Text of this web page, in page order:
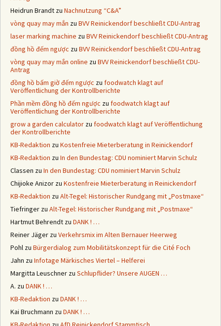
Heidrun Brandt zu Nachnutzung “C&A”
vòng quay may mắn zu BVV Reinickendorf beschließt CDU-Antrag
laser marking machine zu BVV Reinickendorf beschließt CDU-Antrag
đồng hồ đếm ngược zu BVV Reinickendorf beschließt CDU-Antrag
vòng quay may mắn online zu BVV Reinickendorf beschließt CDU-
Antrag
đồng hồ bấm giờ đếm ngược zu foodwatch klagt auf
Veröffentlichung der Kontrollberichte
Phần mềm đồng hồ đếm ngược zu foodwatch klagt auf
Veröffentlichung der Kontrollberichte
grow a garden calculator zu foodwatch klagt auf Veröffentlichung
der Kontrollberichte
KB-Redaktion zu Kostenfreie Mieterberatung in Reinickendorf
KB-Redaktion zu In den Bundestag: CDU nominiert Marvin Schulz
Classen zu In den Bundestag: CDU nominiert Marvin Schulz
Chijioke Anizor zu Kostenfreie Mieterberatung in Reinickendorf
KB-Redaktion zu Alt-Tegel: Historischer Rundgang mit „Postmaxe“
Tiefringer zu Alt-Tegel: Historischer Rundgang mit „Postmaxe“
Hartmut Behrendt zu DANK ! …
Reiner Jäger zu Verkehrsmix im Alten Bernauer Heerweg
Pohl zu Bürgerdialog zum Mobilitätskonzept für die Cité Foch
Jahn zu Infotage Märkisches Viertel – Helferei
Margitta Leuschner zu Schlupflider? Unsere AUGEN …
A. zu DANK ! …
KB-Redaktion zu DANK ! …
Kai Bruchmann zu DANK ! …